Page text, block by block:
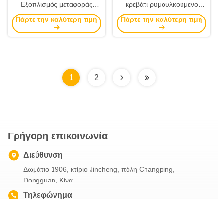
Εξοπλισμός μεταφοράς
Lowboy ρυμουλκούμενο
φορτηγού
Πάρτε την καλύτερη τιμή
κρεβάτι ρυμουλκούμενο
αποσυναρμολογητέο
ρυμουλκούμενο lowboy για
Πάρτε την καλύτερη τιμή
1 2
Γρήγορη επικοινωνία
Διεύθυνση
Δωμάτιο 1906, κτίριο Jincheng, πόλη Changping,
Dongguan, Κίνα
Τηλεφώνημα